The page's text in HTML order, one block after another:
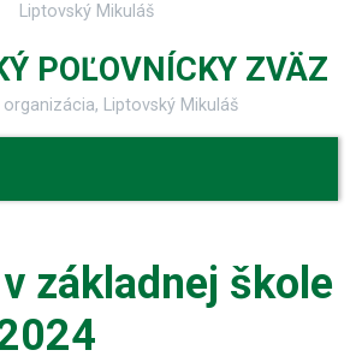
Liptovský Mikuláš
POĽOVNÍCKY ZVÄZ
organizácia, Liptovský Mikuláš
základnej škole